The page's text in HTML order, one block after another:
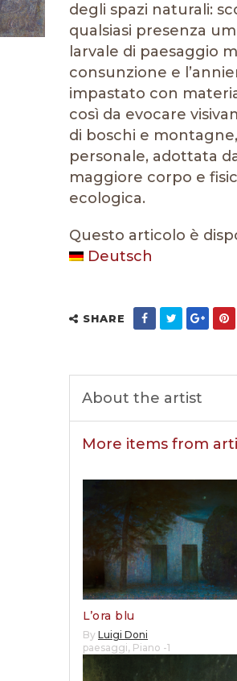
degli spazi naturali:
qualsiasi presenza
larvale di paesaggio
consunzione e
impastato con
così da evocare
di boschi e
personale, adottata
maggiore corpo e
ecologica.
Questo articolo è
Deutsch
SHARE
About the artist
More items from
L’ora blu
By Luigi Doni
paesaggi, Piano -1